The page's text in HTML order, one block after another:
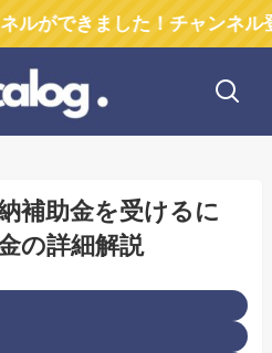
した！チャンネル登録お願
補助金を受けるに
の詳細解説